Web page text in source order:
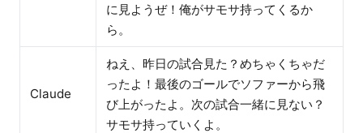
に見ようぜ！俺がサモサ持ってくるか
ら。
Claude
ねえ、昨日の試合見た？めちゃくちゃだ
ったよ！最後のゴールでソファーから飛
び上がったよ。次の試合一緒に見ない？
サモサ持っていくよ。